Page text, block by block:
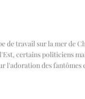
de travail sur la mer de
certains politiciens
l'adoration des fantômes